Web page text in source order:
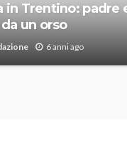
in Trentino: padre
un orso
6 anni ago